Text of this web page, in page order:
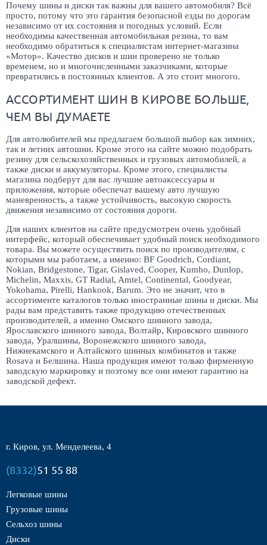
Почему шины и диски так важны для вашего автомобиля? Всё
просто, потому что это гарантия безопасной езды по дорогам
независимо от их состояния и погодных условий. Если
необходимы качественная автомобильная резина, то вам
необходимо обратиться к специалистам интернет-магазина
«Мотор». Качество дисков и шин проверено не только
временем, но и многочисленными заказчиками, которые
превратились в постоянных клиентов. А это стоит многого.
АССОРТИМЕНТ ШИН В КИРОВЕ БОЛЬШЕ,
ЧЕМ ВЫ ДУМАЕТЕ
Для автолюбителей мы предлагаем большой выбор как зимних,
так и летних автошин. Кроме этого на сайте можно подобрать
резину для сельскохозяйственных и грузовых автомобилей, а
также диски и аккумуляторы. Кроме этого, специалисты
магазина подберут для вас лучшие автоаксессуары и
приложения, которые обеспечат вашему авто лучшую
маневренность, а также устойчивость, высокую скорость
движения независимо от состояния дороги.
Для наших клиентов на сайте предусмотрен очень удобный
интерфейс, который обеспечивает удобный поиск необходимого
товара. Вы можете осуществить поиск по производителям, с
которыми мы работаем, а именно: BF Goodrich, Cordiant,
Nokian, Bridgestone, Tigar, Gislaved, Cooper, Kumho, Dunlop,
Michelin, Maxxis, GT Radial, Amtel, Continental, Goodyear,
Yokohama, Pirelli, Hankook, Barum. Это не значит, что в
ассортименте каталогов только иностранные шины и диски. Мы
рады вам представить также продукцию отечественных
производителей, а именно Омского шинного завода,
Ярославского шинного завода, Волтайр, Кировского шинного
завода, Уралшины, Воронежского шинного завода,
Нижнекамского и Алтайского шинных комбинатов и также
Rosava и Белшина. Наша продукция имеют только фирменную
заводскую маркировку и поэтому все они имеют гарантию на
заводской дефект.
г. Киров, ул. Менделеева, 4
(8332)51 55 88
Легковые шины
Грузовые шины
Сельхоз шины
Диски